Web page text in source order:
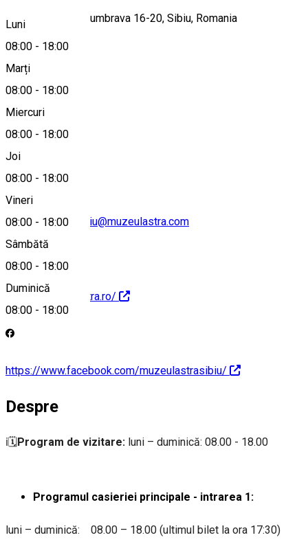
Luni
08:00 - 18:00
Marți
08:00 - 18:00
Miercuri
08:00 - 18:00
Joi
08:00 - 18:00
Vineri
08:00 - 18:00
Sâmbătă
08:00 - 18:00
Duminică
08:00 - 18:00
Strada Pădurea Dumbrava 16-20, Sibiu, Romania
Hartă
muzeograf.serviciu@muzeulastra.com
https://muzeulastra.ro/
https://www.facebook.com/muzeulastrasibiu/
Despre
ℹ️🗓️Program de vizitare: luni – duminică: 08.00 - 18.00
Programul casieriei principale - intrarea 1:
luni – duminică: 08.00 – 18.00 (ultimul bilet la ora 17:30)